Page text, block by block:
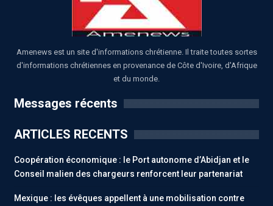
Amenews est un site d'informations chrétienne. Il traite toutes sortes
d'informations chrétiennes en provenance de Côte d'Ivoire, d'Afrique
et du monde.
Messages récents
ARTICLES RECENTS
Coopération économique : le Port autonome d’Abidjan et le
Conseil malien des chargeurs renforcent leur partenariat
Mexique : les évêques appellent à une mobilisation contre